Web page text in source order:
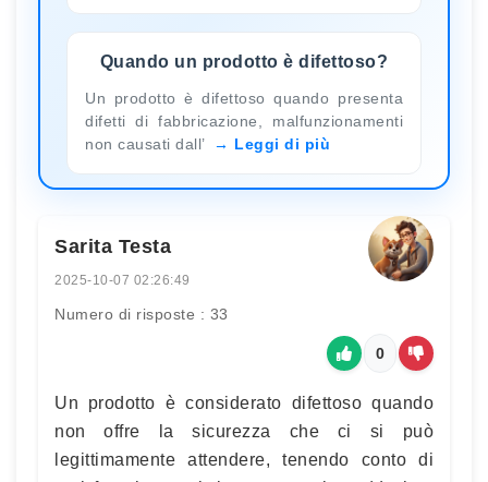
Quando un prodotto è difettoso?
Un prodotto è difettoso quando presenta
difetti di fabbricazione, malfunzionamenti
non causati dall’
Leggi di più
Sarita Testa
2025-10-07 02:26:49
Numero di risposte : 33
0
Un prodotto è considerato difettoso quando
non offre la sicurezza che ci si può
legittimamente attendere, tenendo conto di